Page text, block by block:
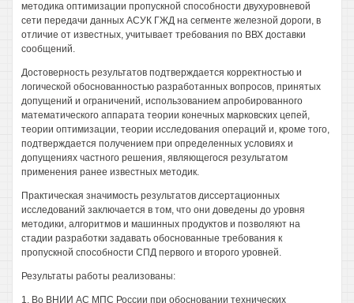
методика оптимизации пропускной способности двухуровневой
сети передачи данных АСУК ГЖД на сегменте железной дороги, в
отличие от известных, учитывает требования по ВВХ доставки
сообщений.
Достоверность результатов подтверждается корректностью и
логической обоснованностью разработанных вопросов, принятых
допущений и ограничений, использованием апробированного
математического аппарата теории конечных марковских цепей,
теории оптимизации, теории исследования операций и, кроме того,
подтверждается получением при определенных условиях и
допущениях частного решения, являющегося результатом
применения ранее известных методик.
Практическая значимость результатов диссертационных
исследований заключается в том, что они доведены до уровня
методики, алгоритмов и машинных продуктов и позволяют на
стадии разработки задавать обоснованные требования к
пропускной способности СПД первого и второго уровней.
Результаты работы реализованы:
1. Во ВНИИ АС МПС России при обосновании технических